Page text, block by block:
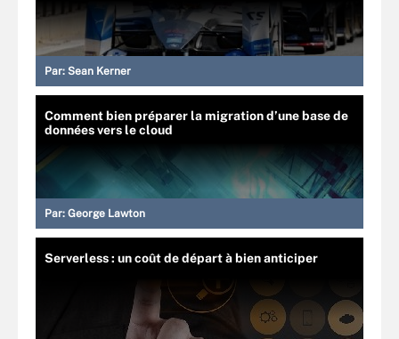
Par: Sean Kerner
Comment bien préparer la migration d’une base de
données vers le cloud
Par: George Lawton
Serverless : un coût de départ à bien anticiper